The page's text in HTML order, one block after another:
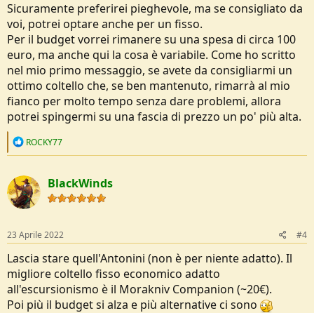
Sicuramente preferirei pieghevole, ma se consigliato da
voi, potrei optare anche per un fisso.
Per il budget vorrei rimanere su una spesa di circa 100
euro, ma anche qui la cosa è variabile. Come ho scritto
nel mio primo messaggio, se avete da consigliarmi un
ottimo coltello che, se ben mantenuto, rimarrà al mio
fianco per molto tempo senza dare problemi, allora
potrei spingermi su una fascia di prezzo un po' più alta.
R
c
t
i
o
s
:
ROCKY77
BlackWinds
23 Aprile 2022 #4
Lascia stare quell'Antonini (non è per niente adatto). Il
migliore coltello fisso economico adatto
all'escursionismo è il Morakniv Companion (~20€).
Poi più il budget si alza e più alternative ci sono